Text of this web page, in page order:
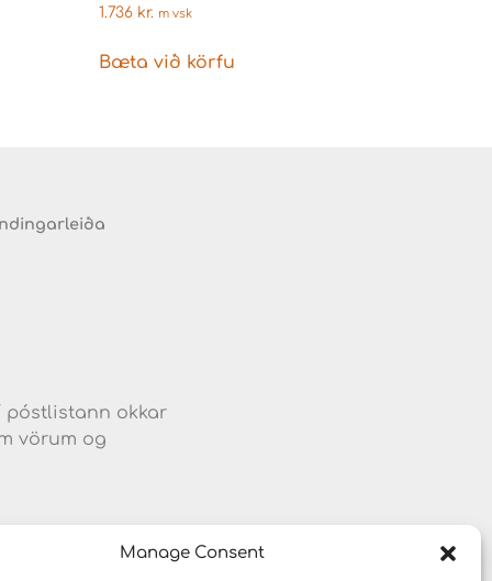
Manage Consent
1.736 kr. m vsk
Bæta við körfu
póstlistann okkar
vörum og